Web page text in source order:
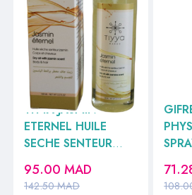
TIYYA JASMIN
ETERNEL HUILE
SECHE SENTEUR
JASMIN CORPS ET
CHEVEUX 100ML
142.50MAD
95.00 MAD